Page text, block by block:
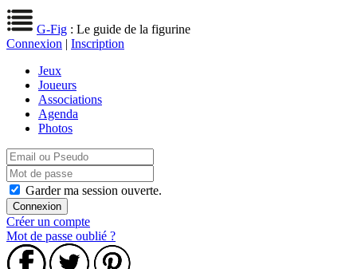
G-Fig : Le guide de la figurine
Connexion | Inscription
Jeux
Joueurs
Associations
Agenda
Photos
Garder ma session ouverte.
Créer un compte
Mot de passe oublié ?